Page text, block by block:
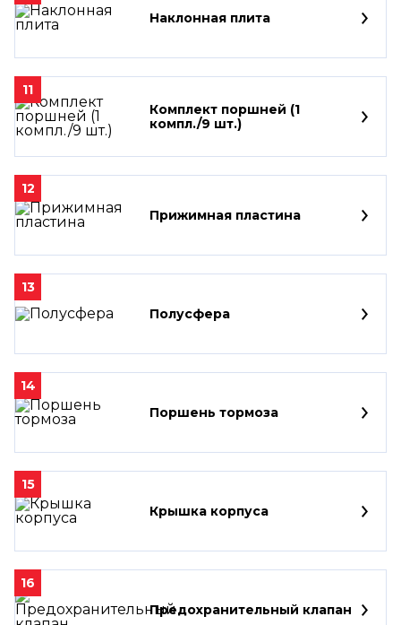
Наклонная плита
11
Комплект поршней (1
компл./9 шт.)
12
Прижимная пластина
13
Полусфера
14
Поршень тормоза
15
Крышка корпуса
16
Предохранительный клапан